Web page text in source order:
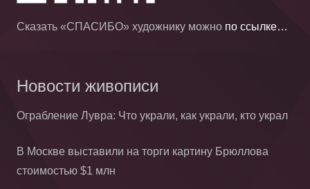
Сказать «СПАСИБО» художнику можно по ссылке…
Новости живописи
Ограбление Лувра: Что украли, как украли, кто украл
В Москве выставили на торги картину Брюллова
стоимостью $1 млн